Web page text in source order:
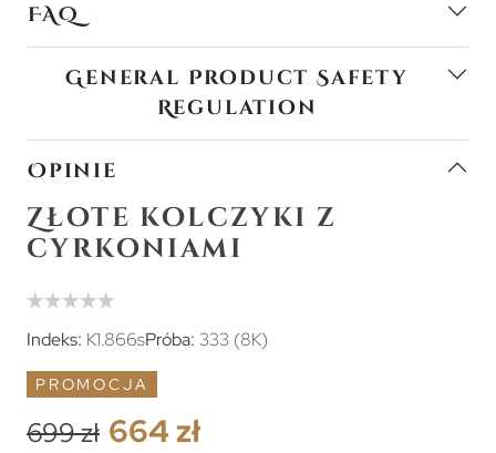
FAQ
General Product Safety
Regulation
Opinie
Złote kolczyki z
cyrkoniami
Indeks: K1.866sPróba: 333 (8K)
PROMOCJA
699 zł 664 zł